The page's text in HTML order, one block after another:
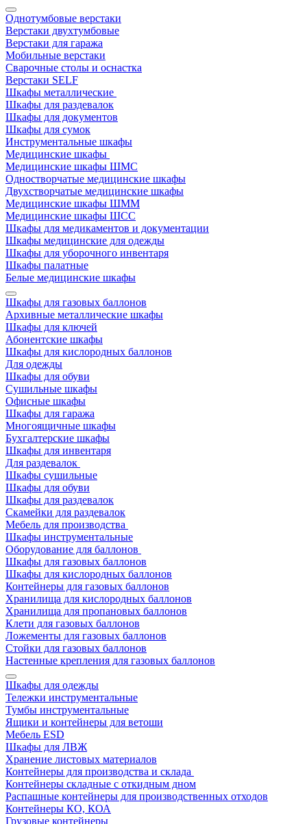
Однотумбовые верстаки
Верстаки двухтумбовые
Верстаки для гаража
Мобильные верстаки
Сварочные столы и оснастка
Верстаки SELF
Шкафы металлические
Шкафы для раздевалок
Шкафы для документов
Шкафы для сумок
Инструментальные шкафы
Медицинские шкафы
Медицинские шкафы ШМС
Одностворчатые медицинские шкафы
Двухстворчатые медицинские шкафы
Медицинские шкафы ШММ
Медицинские шкафы ШСС
Шкафы для медикаментов и документации
Шкафы медицинские для одежды
Шкафы для уборочного инвентаря
Шкафы палатные
Белые медицинские шкафы
Шкафы для газовых баллонов
Архивные металлические шкафы
Шкафы для ключей
Абонентские шкафы
Шкафы для кислородных баллонов
Для одежды
Шкафы для обуви
Сушильные шкафы
Офисные шкафы
Шкафы для гаража
Многоящичные шкафы
Бухгалтерские шкафы
Шкафы для инвентаря
Для раздевалок
Шкафы сушильные
Шкафы для обуви
Шкафы для раздевалок
Скамейки для раздевалок
Мебель для производства
Шкафы инструментальные
Оборудование для баллонов
Шкафы для газовых баллонов
Шкафы для кислородных баллонов
Контейнеры для газовых баллонов
Хранилища для кислородных баллонов
Хранилища для пропановых баллонов
Клети для газовых баллонов
Ложементы для газовых баллонов
Стойки для газовых баллонов
Настенные крепления для газовых баллонов
Шкафы для одежды
Тележки инструментальные
Тумбы инструментальные
Ящики и контейнеры для ветоши
Мебель ESD
Шкафы для ЛВЖ
Хранение листовых материалов
Контейнеры для производства и склада
Контейнеры складные с откидным дном
Распашные контейнеры для производственных отходов
Контейнеры КО, КОА
Грузовые контейнеры